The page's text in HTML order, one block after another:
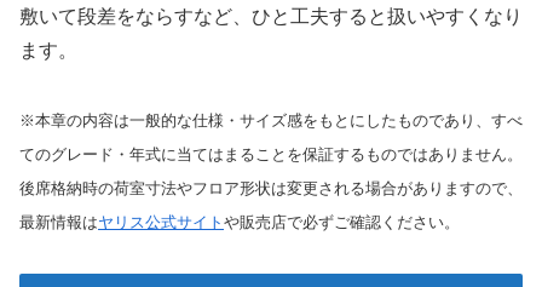
敷いて段差をならすなど、ひと工夫すると扱いやすくなり
ます。
※本章の内容は一般的な仕様・サイズ感をもとにしたものであり、すべ
てのグレード・年式に当てはまることを保証するものではありません。
後席格納時の荷室寸法やフロア形状は変更される場合がありますので、
最新情報はヤリス公式サイト や販売店で必ずご確認ください。